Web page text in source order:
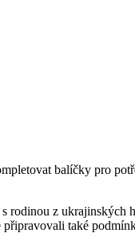
balíčky pro
rodinou z ukrajinských
připravovali také